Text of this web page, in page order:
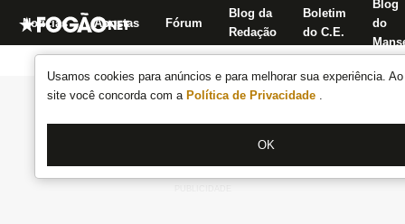
Usamos cookies para anúncios e para melhorar sua experiência.
site você concorda com a Política de Privacidade .
OK
Notícias Apostas Fórum
Blog da
Redação
Boletim
do C.E.
Blog
do